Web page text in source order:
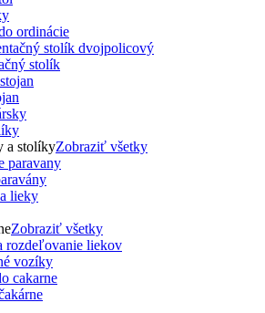
ordinácie
stolík
a stolíkyZobraziť všetky
Zobraziť všetky
vozíky